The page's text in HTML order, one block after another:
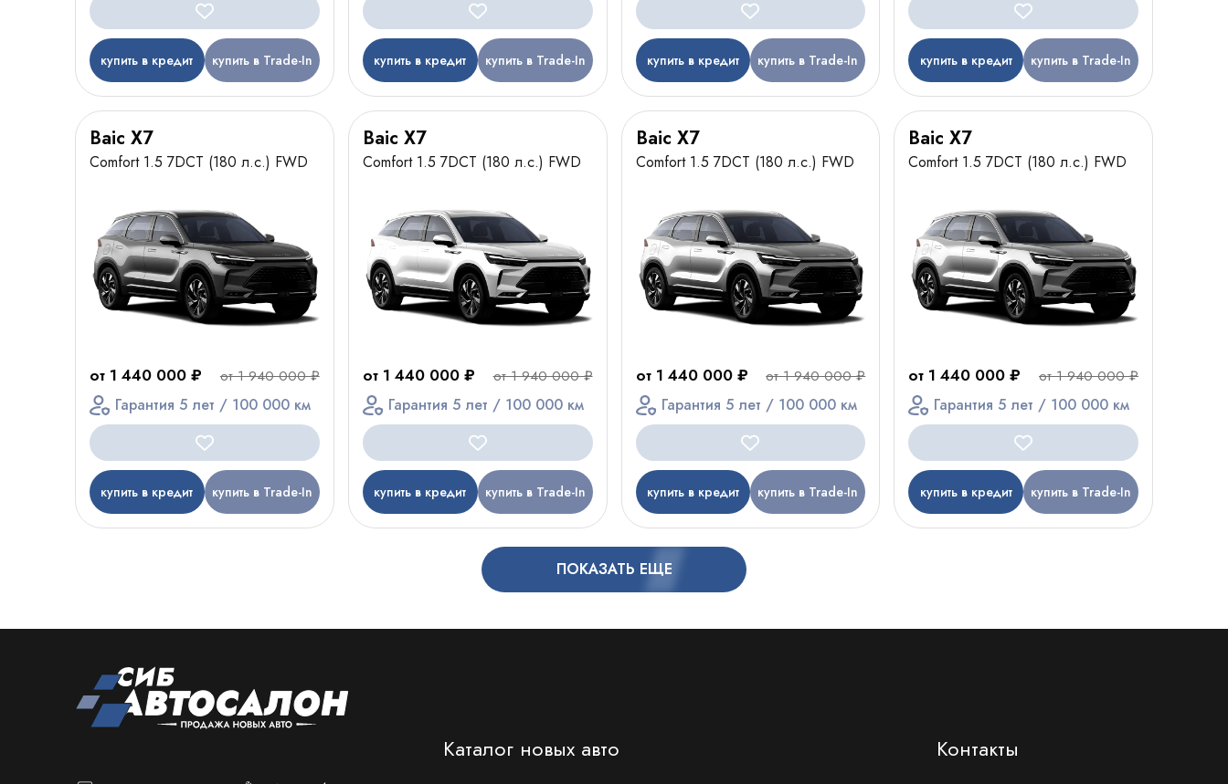
купить в кредит купить в Trade-In купить в кредит купить в Trade-In купить в кредит купить в Trade-In купить в кредит купить в Trade-In
Baic X7
Comfort 1.5 7DCT (180 л.с.) FWD
от 1 440 000 ₽ от 1 940 000 ₽
Гарантия 5 лет / 100 000 км
купить в кредит купить в Trade-In
Baic X7
Comfort 1.5 7DCT (180 л.с.) FWD
от 1 440 000 ₽ от 1 940 000 ₽
Гарантия 5 лет / 100 000 км
купить в кредит купить в Trade-In
Baic X7
Comfort 1.5 7DCT (180 л.с.) FWD
от 1 440 000 ₽ от 1 940 000 ₽
Гарантия 5 лет / 100 000 км
купить в кредит купить в Trade-In
Baic X7
Comfort 1.5 7DCT (180 л.с.) FWD
от 1 440 000 ₽ от 1 940 000 ₽
Гарантия 5 лет / 100 000 км
купить в кредит купить в Trade-In
ПОКАЗАТЬ ЕЩЕ
Каталог новых авто Контакты